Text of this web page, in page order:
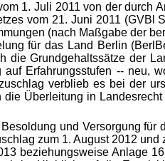
1. Juli 2011 von der durch
vom 21. Juni 2011
(nach Maßgabe der
für das Land Berlin
die Grundgehaltssätze der
Erfahrungsstufen -- neu,
verblieb es bei der
Überleitung in
und Versorgung
zum 1. August 2012
beziehungsweise Anlage